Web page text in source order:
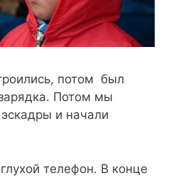
потом был
Потом мы
и начали
телефон. В конце